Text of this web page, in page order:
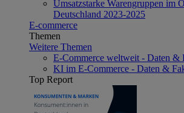
Umsatzstarke Warengruppen im
Deutschland 2023-2025
E-commerce
Themen
Weitere Themen
E-Commerce weltweit - Daten &
KI im E-Commerce - Daten &
Top Report